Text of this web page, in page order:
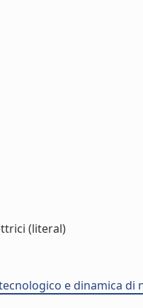
(literal)
e dinamica